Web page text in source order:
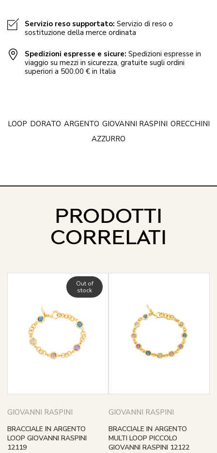
Servizio reso supportato: Servizio di reso o
sostituzione della merce ordinata
Spedizioni espresse e sicure: Spedizioni espresse in
viaggio su mezzi in sicurezza, gratuite sugli ordini
superiori a 500.00 € in Italia
LOOP DORATO ARGENTO GIOVANNI RASPINI ORECCHINI
AZZURRO
PRODOTTI
CORRELATI
GIOVANNI RASPINI
Out of
stock
BRACCIALE IN ARGENTO
LOOP GIOVANNI RASPINI
12119
GIOVANNI RASPINI
BRACCIALE IN ARGENTO
MULTI LOOP PICCOLO
GIOVANNI RASPINI 12122